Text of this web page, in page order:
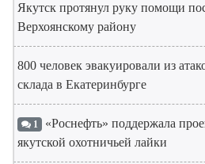
Якутск протянул руку помощи
Верхоянскому району
800 человек эвакуировали из
склада в Екатеринбурге
1 «Роснефть» поддержала
якутской охотничьей лайки